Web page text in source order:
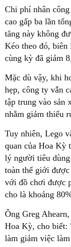
Chi phí nhân
cao gấp ba lần
tăng này không
Kéo theo đó, biên
cùng kỳ đã giảm
Mặc dù vậy, khi
hẹp, công ty vẫn
tập trung vào sản
nhằm giảm thiểu
Tuy nhiên, Lego
quan của Hoa Kỳ
lý người tiêu
toàn thế giới
với đồ chơi được
cho là khoảng
Ông Greg
Hoa Kỳ, cho biết:
làm giảm việc